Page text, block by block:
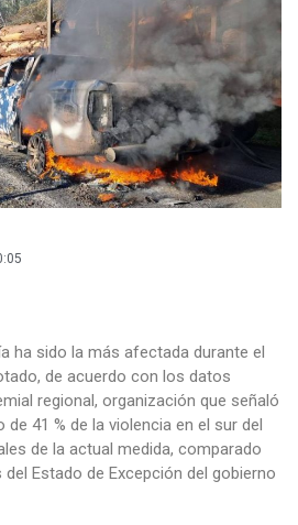
ha sido la más afectada durante el
de acuerdo con los datos
regional, organización que señaló
41 % de la violencia en el sur del
de la actual medida, comparado
Estado de Excepción del gobierno